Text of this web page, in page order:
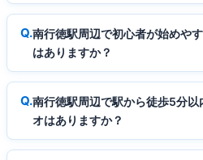
南行徳駅周辺で初心者が始めや
はありますか？
南行徳駅周辺で駅から徒歩5分
オはありますか？